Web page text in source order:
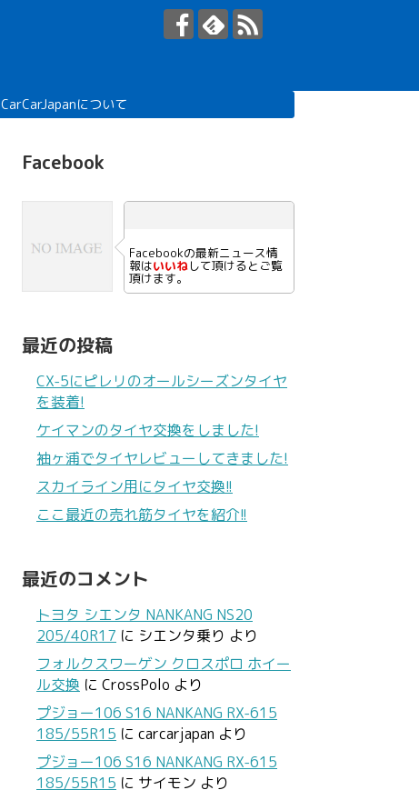
CarCarJapanについて
Facebook
Facebookの最新ニュース情
報はいいねして頂けるとご覧
頂けます。
最近の投稿
CX-5にピレリのオールシーズンタイヤ
を装着!
ケイマンのタイヤ交換をしました!
袖ヶ浦でタイヤレビューしてきました!
スカイライン用にタイヤ交換!!
ここ最近の売れ筋タイヤを紹介!!
最近のコメント
トヨタ シエンタ NANKANG NS20
205/40R17 に シエンタ乗り より
フォルクスワーゲン クロスポロ ホイー
ル交換 に CrossPolo より
プジョー106 S16 NANKANG RX-615
185/55R15 に carcarjapan より
プジョー106 S16 NANKANG RX-615
185/55R15 に サイモン より